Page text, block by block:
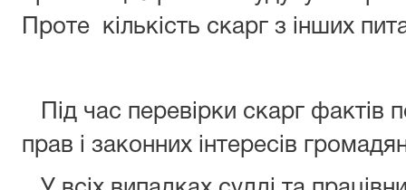
Проте кількість скарг з інших
Під час перевірки скарг фактів
прав і законних інтересів